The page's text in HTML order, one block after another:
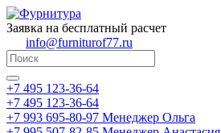
Заявка на бесплатный расчет
info@furniturof77.ru
+7 495 123-36-64
+7 495 123-36-64
+7 993 695-80-97 Менеджер Ольга